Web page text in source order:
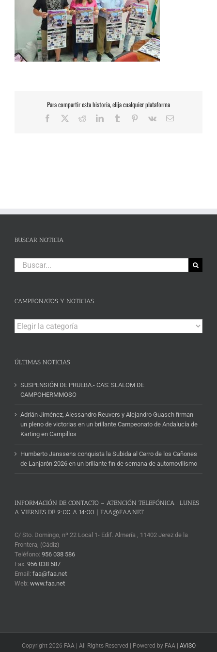
Para compartir esta historia, elija cualquier plataforma
Facebook RedditLinkedInTumblr Pinterest
Vk
Correo
BUSCAR NOTICIA
Buscar:
CAMPEONATOS Y NOTICIAS
Campeonatos
y
ÚLTIMAS NOTICIAS
SUSPENSIÓN DE PRUEBA.- CAS: SLALOM DE
CAMPOHERMMOSO
Adrián Jiménez, Alessandro Reuvers y Alejandro Guasch firman
un pleno de victorias en un brillante Campeonato de Andalucía de
Karting en Campillos
Humberto Janssens conquista la Subida al Cerro de los Cañones
de Lanjarón 2026 en un brillante fin de semana de automovilismo
INFORMACIÓN DE CONTACTO – ATENCIÓN TELEFÓNICA : LUNES
A VIERNES DE 9:00 A 14:00 | FAA@FAA.NET
C/ Sto. Domingo, nº 22 Local 1- Edif. Almería , 11402 Jerez de la
Frontera, (Cádiz)
Teléfono: 956 038 586
Fax: 956 038 587
Email: faa@faa.net
Web: www.faa.net
Copyright 2026 FAA | All Rights Reserved | Powered by FAA | AVISO